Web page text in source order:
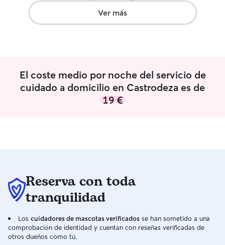
un lugar seguro lleno de amor y de
tranquilidad, pero sobre todo que no
falte la hora de jugar y sentirse en casa
mayores, así
cuidados
administre
desplazarme
hacer
cuidar a tus
Ver más
El coste medio por noche del servicio de
cuidado a domicilio en Castrodeza es de
19 €
Reserva con toda
tranquilidad
Los cuidadores de mascotas verificados se han sometido a una
comprobación de identidad y cuentan con reseñas verificadas de
otros dueños como tú.